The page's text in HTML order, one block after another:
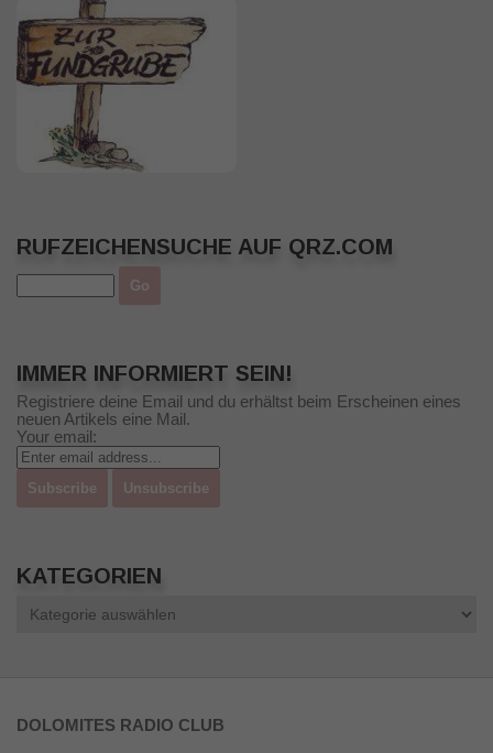
RUFZEICHENSUCHE AUF QRZ.COM
IMMER INFORMIERT SEIN!
Registriere deine Email und du erhältst beim Erscheinen eines
neuen Artikels eine Mail.
Your email:
KATEGORIEN
DOLOMITES RADIO CLUB